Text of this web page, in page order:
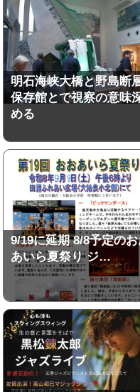
明石海峡大橋と野島断
保存館とで視察の意味
める
9/19に延期 8/8予定の
あいら夏祭り ジ…